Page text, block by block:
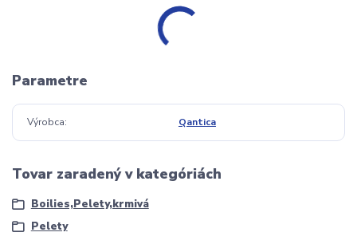
Parametre
Výrobca Qantica
Tovar zaradený v kategóriách
Boilies,Pelety,krmivá
Pelety